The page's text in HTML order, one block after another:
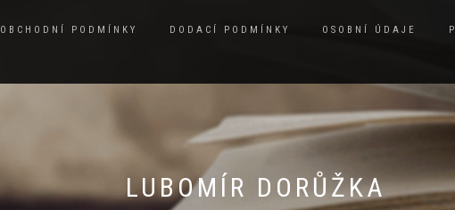
OBCHODNÍ PODMÍNKY DODACÍ PODMÍNKY OSOBNÍ ÚDAJE
LUBOMÍR DORŮŽKA